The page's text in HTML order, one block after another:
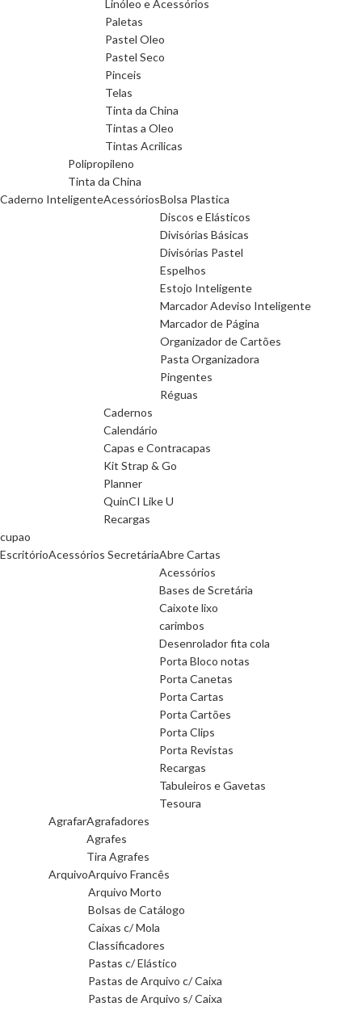
Linóleo e Acessórios
Paletas
Pastel Oleo
Pastel Seco
Pinceis
Telas
Tinta da China
Tintas a Oleo
Tintas Acrilicas
Polipropileno
Tinta da China
Caderno InteligenteAcessóriosBolsa Plastica
Discos e Elásticos
Divisórias Básicas
Divisórias Pastel
Espelhos
Estojo Inteligente
Marcador Adeviso Inteligente
Marcador de Página
Organizador de Cartões
Pasta Organizadora
Pingentes
Réguas
Cadernos
Calendário
Capas e Contracapas
Kit Strap & Go
Planner
QuinCI Like U
Recargas
cupao
EscritórioAcessórios SecretáriaAbre Cartas
Acessórios
Bases de Scretária
Caixote lixo
carimbos
Desenrolador fita cola
Porta Bloco notas
Porta Canetas
Porta Cartas
Porta Cartões
Porta Clips
Porta Revistas
Recargas
Tabuleiros e Gavetas
Tesoura
AgrafarAgrafadores
Agrafes
Tira Agrafes
ArquivoArquivo Francês
Arquivo Morto
Bolsas de Catálogo
Caixas c/ Mola
Classificadores
Pastas c/ Elástico
Pastas de Arquivo c/ Caixa
Pastas de Arquivo s/ Caixa